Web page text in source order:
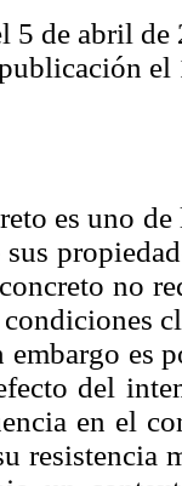
5 de abril de
el
es uno
no
embargo es
del
en el
resistencia